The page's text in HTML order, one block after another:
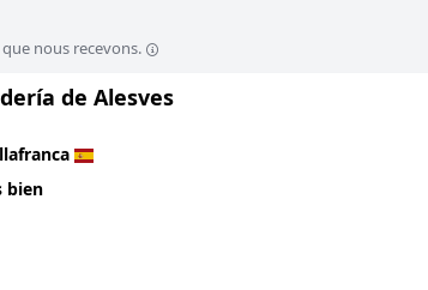
nous recevons.
de Alesves
bien